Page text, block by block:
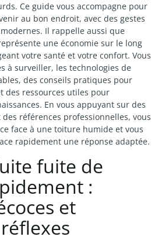
Ce guide vous accompagne pour
au bon endroit, avec des gestes
Il rappelle aussi que
une économie sur le long
votre santé et votre confort. Vous
à surveiller, les technologies de
des conseils pratiques pour
des ressources utiles pour
En vous appuyant sur des
références professionnelles, vous
face à une toiture humide et vous
rapidement une réponse adaptée.
fuite de
:
et